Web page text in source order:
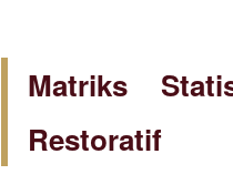
Matriks
Restoratif